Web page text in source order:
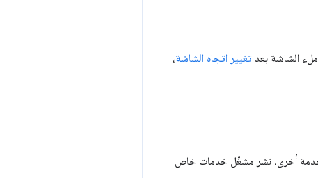
الشاشة بعد تغيير اتجاه الشاشة،
خدمة أخرى، نشر مشغّل خدمات خاص